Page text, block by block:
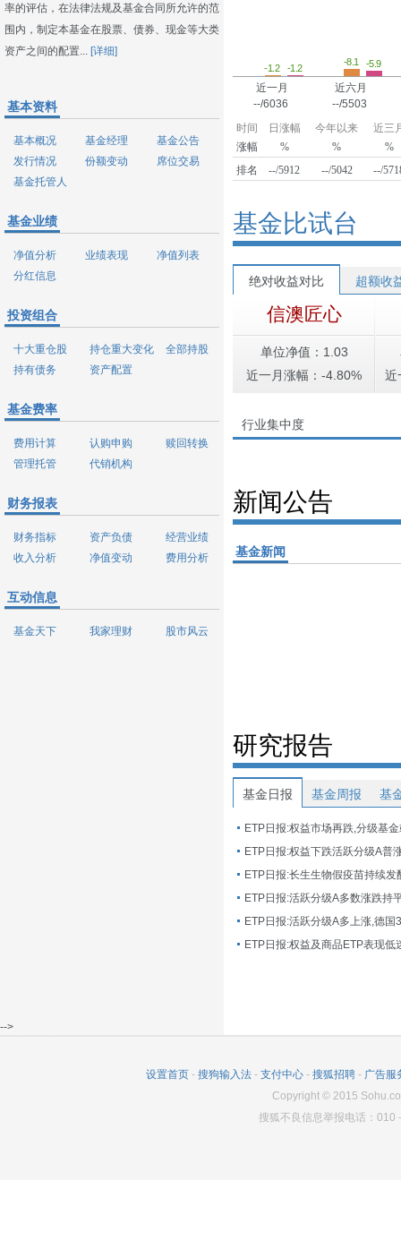
率的评估，在法律法规及基金合同所允许的范
围内，制定本基金在股票、债券、现金等大类
资产之间的配置... [详细]
基本资料
基本概况 基金经理
基金公告
发行情况
份额变动
席位交易
基金托管人
基金业绩
净值分析 业绩表现
净值列表
分红信息
投资组合
十大重仓股 持仓重大变化
全部持股
持有债务
资产配置
基金费率
费用计算 认购申购
赎回转换
管理托管
代销机构
财务报表
财务指标 资产负债
经营业绩
收入分析
净值变动 费用分析
互动信息
基金天下 我家理财 股市风云
-1.2 -1.2
近一月
--/6036
-8.1 -5.9
近六月
--/5503
时间
日涨幅 今年以来
近三
涨幅
% %
%
排名
--/5912 --/5042 --/
基金比试台
绝对收益对比 超额收
信澳匠心
单位净值：1.03
近一月涨幅：-4.80%
近
行业集中度
新闻公告
基金新闻
研究报告
基金日报 基金周报 基
ETP日报:权益市场再跌,分级基
ETP日报:长生生物假疫苗持续发
ETP日报:活跃分级A多数涨跌持
ETP日报:活跃分级A多上涨,德国
-->
设置首页 - 搜狗输入法 - 支付中心 - 搜狐招聘 - 广告服
Copyright© 2015
搜狐不良信息举报电话：010